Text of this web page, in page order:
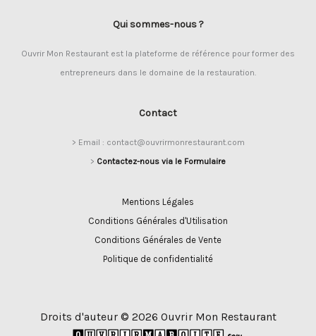
Qui sommes-nous ?
Ouvrir Mon Restaurant est la plateforme de référence pour former des
entrepreneurs dans le domaine de la restauration.
Contact
> Email : contact@ouvrirmonrestaurant.com
> Contactez-nous via le Formulaire
Mentions Légales
Conditions Générales d'Utilisation
Conditions Générales de Vente
Politique de confidentialité
Droits d'auteur © 2026 Ouvrir Mon Restaurant